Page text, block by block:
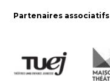
Partenaires associatifs